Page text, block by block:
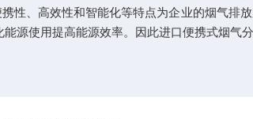
、高效性和智能化等特点为企业的烟气排
源使用提高能源效率。因此进口便携式烟气